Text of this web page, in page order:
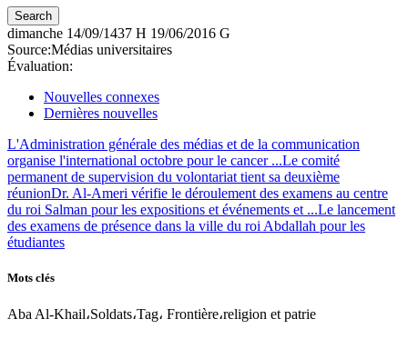
dimanche 14/09/1437 H 19/06/2016 G
Source:Médias universitaires
Évaluation:
Nouvelles connexes
Dernières nouvelles
L'Administration générale des médias et de la communication
organise l'international octobre pour le cancer ...Le comité
permanent de supervision du volontariat tient sa deuxième
réunionDr. Al-Ameri vérifie le déroulement des examens au centre
du roi Salman pour les expositions et événements et ...Le lancement
des examens de présence dans la ville du roi Abdallah pour les
étudiantes
Mots clés
Aba Al-Khail،Soldats،Tag، Frontière،religion et patrie